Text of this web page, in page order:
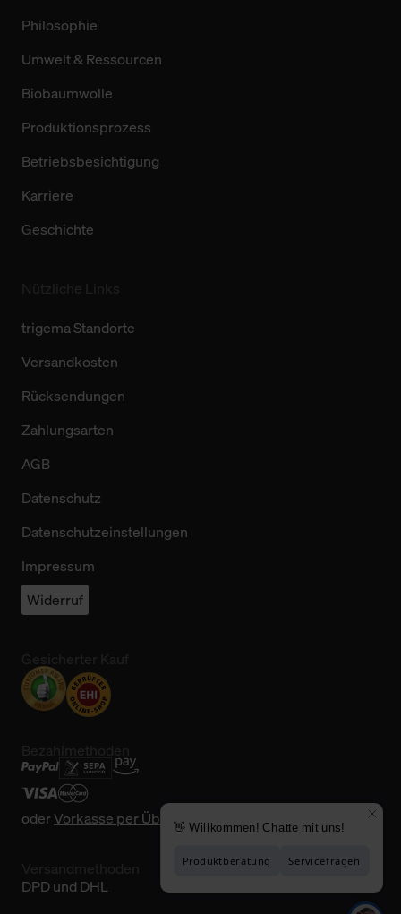
Philosophie
Umwelt & Ressourcen
Biobaumwolle
Produktionsprozess
Betriebsbesichtigung
Karriere
Geschichte
trigema Standorte
Versandkosten
Rücksendungen
Zahlungsarten
AGB
Datenschutz
Datenschutzeinstellungen
Impressum
Widerruf
oderVorkasse per Überweisung
DPD und DHL